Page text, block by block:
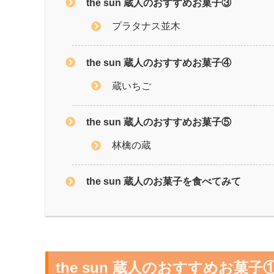
the sun 蔵人のおすすめお菓子③
プラタナス並木
the sun 蔵人のおすすめお菓子④
蔵いちご
the sun 蔵人のおすすめお菓子⑤
林檎の蔵
the sun 蔵人のお菓子を食べてみて
the sun 蔵人のおすすめお菓子